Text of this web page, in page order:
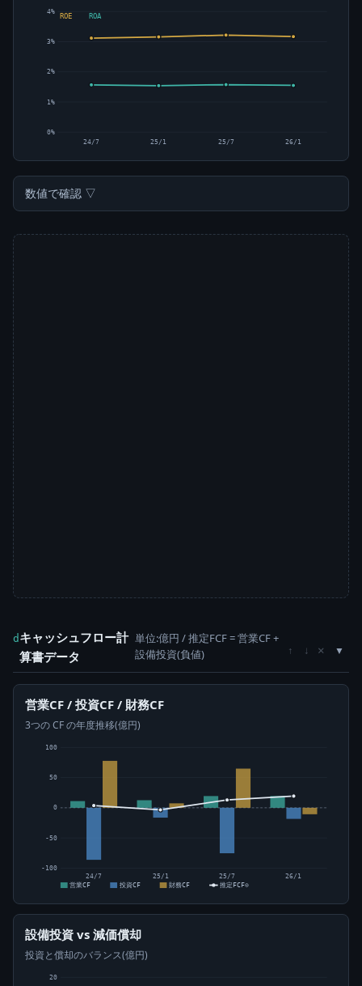
0%
1%
2%
3%
4%
ROE ROA
24/7 25/1 25/7 26/1
数値で確認 ▽
d キャッシュフロー計
算書データ
単位:億円 / 推定FCF = 営業CF +
設備投資(負値)
↑ ↓ ×
営業CF / 投資CF / 財務CF
3つの CF の年度推移(億円)
-100
-50
0
50
100
24/7 25/1 25/7
26/1
営業CF
投資CF 財務CF 推定FCF⊙
設備投資 vs 減価償却
投資と償却のバランス(億円)
20